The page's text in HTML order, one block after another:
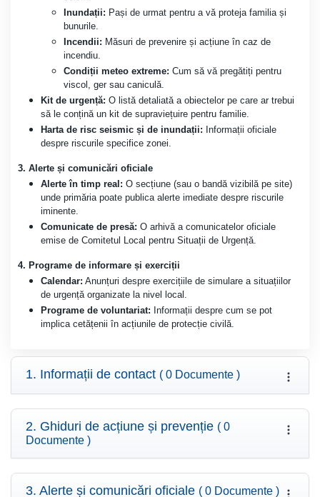
Inundații: Pași de urmat pentru a vă proteja familia și
bunurile.
Incendii: Măsuri de prevenire și acțiune în caz de
incendiu.
Condiții meteo extreme: Cum să vă pregătiți pentru
viscol, ger sau caniculă.
Kit de urgență: O listă detaliată a obiectelor pe care ar trebui
să le conțină un kit de supraviețuire pentru familie.
Harta de risc seismic și de inundații: Informații oficiale
despre riscurile specifice zonei.
3. Alerte și comunicări oficiale
Alerte în timp real: O secțiune (sau o bandă vizibilă pe site)
unde primăria poate publica alerte imediate despre riscurile
iminente.
Comunicate de presă: O arhivă a comunicatelor oficiale
emise de Comitetul Local pentru Situații de Urgență.
4. Programe de informare și exerciții
Calendar: Anunțuri despre exercițiile de simulare a situațiilor
de urgență organizate la nivel local.
Programe de voluntariat: Informații despre cum se pot
implica cetățenii în acțiunile de protecție civilă.
1. Informații de contact ( 0 Documente )
2. Ghiduri de acțiune și prevenție ( 0
Documente )
3. Alerte și comunicări oficiale ( 0 Documente )